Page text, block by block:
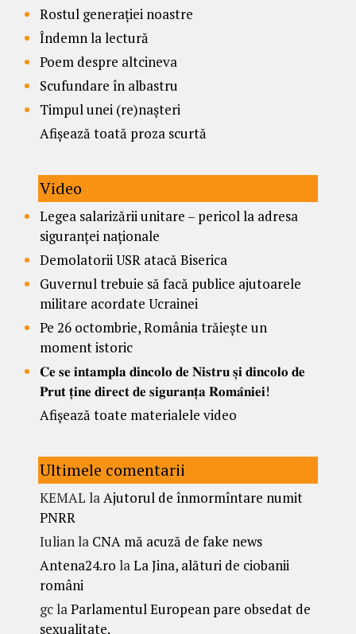
Rostul generației noastre
Îndemn la lectură
Poem despre altcineva
Scufundare în albastru
Timpul unei (re)nașteri
Afișează toată proza scurtă
Video
Legea salarizării unitare – pericol la adresa
siguranței naționale
Demolatorii USR atacă Biserica
Guvernul trebuie să facă publice ajutoarele
militare acordate Ucrainei
Pe 26 octombrie, România trăiește un
moment istoric
𝐂𝐞 𝐬𝐞 𝐢𝐧𝐭𝐚𝐦𝐩𝐥𝐚 𝐝𝐢𝐧𝐜𝐨𝐥𝐨 𝐝𝐞 𝐍𝐢𝐬𝐭𝐫𝐮 𝐬̦𝐢 𝐝𝐢𝐧𝐜𝐨𝐥𝐨 𝐝𝐞
𝐏𝐫𝐮𝐭 𝐭̦𝐢𝐧𝐞 𝐝𝐢𝐫𝐞𝐜𝐭 𝐝𝐞 𝐬𝐢𝐠𝐮𝐫𝐚𝐧𝐭̦𝐚 𝐑𝐨𝐦𝐚̂𝐧𝐢𝐞𝐢!
Afișează toate materialele video
Ultimele comentarii
KEMAL laAjutorul de înmormîntare numit
PNRR
Iulianla CNA mă acuză de fake news
Antena24.ro laLa Jina, alături de ciobanii
români
gclaParlamentul European pare obsedat de
sexualitate.